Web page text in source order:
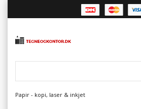
Papir - kopi, laser & inkjet